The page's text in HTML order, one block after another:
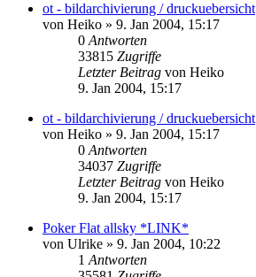
ot - bildarchivierung / druckuebersicht
von Heiko » 9. Jan 2004, 15:17
0 Antworten
33815 Zugriffe
Letzter Beitrag von Heiko
9. Jan 2004, 15:17
ot - bildarchivierung / druckuebersicht
von Heiko » 9. Jan 2004, 15:17
0 Antworten
34037 Zugriffe
Letzter Beitrag von Heiko
9. Jan 2004, 15:17
Poker Flat allsky *LINK*
von Ulrike » 9. Jan 2004, 10:22
1 Antworten